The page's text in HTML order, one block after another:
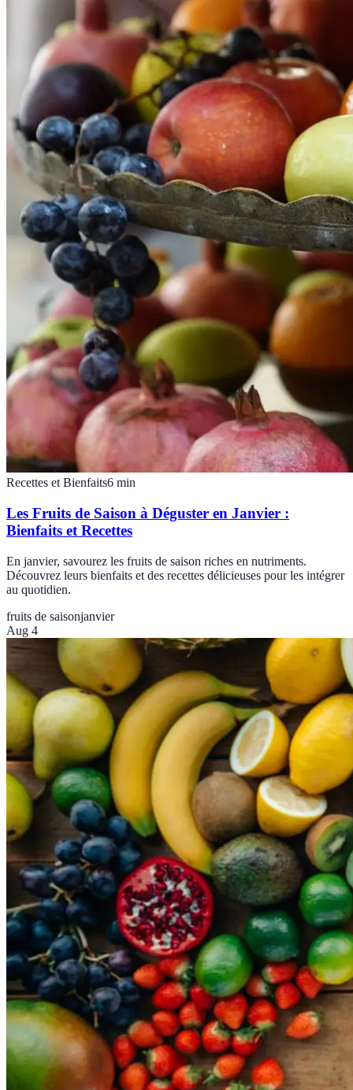
Recettes et Bienfaits6 min
Les Fruits de Saison à Déguster en Janvier :
Bienfaits et Recettes
En janvier, savourez les fruits de saison riches en nutriments.
Découvrez leurs bienfaits et des recettes délicieuses pour les intégrer
au quotidien.
fruits de saisonjanvier
Aug 4